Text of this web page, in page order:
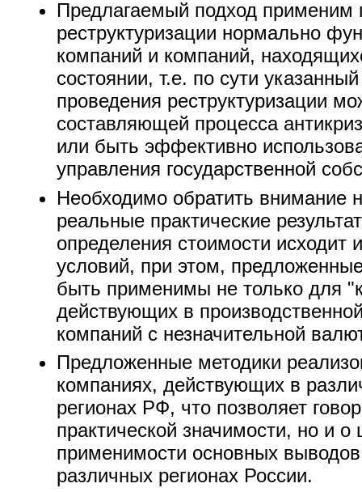
Предлагаемый подход применим
реструктуризации нормально
компаний и компаний,
состоянии, т.е. по сути
проведения реструктуризации
составляющей процесса
или быть эффективно
управления государственной
Необходимо обратить внимание
реальные практические
определения стоимости исходит
условий, при этом,
быть применимы не только для
действующих в
компаний с незначительной
Предложенные методики
компаниях, действующих в
регионах РФ, что позволяет
практической значимости, но и о
применимости основных
различных регионах России.